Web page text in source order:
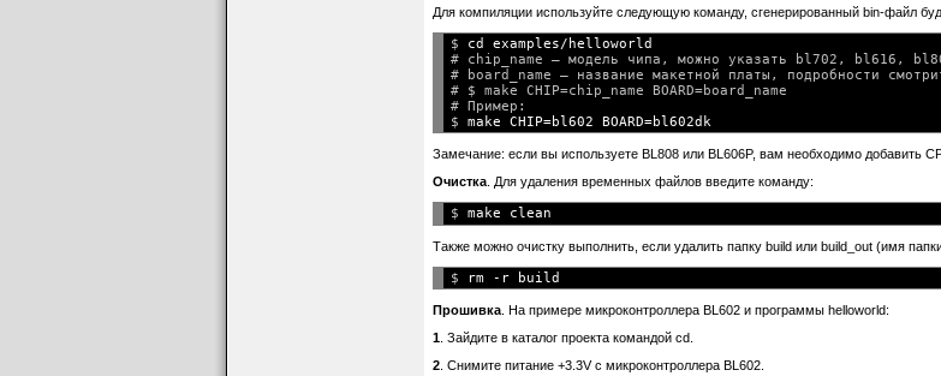
Для компиляции используйте следующую команду, сгенерированный bin-файл
$ cd examples/helloworld
# chip_name — модель чипа, можно указать bl702, bl616,
# board_name — название макетной платы, подробности
# $ make CHIP=chip_name BOARD=board_name
# Пример:
$ make CHIP=bl602 BOARD=bl602dk
Замечание: если вы используете BL808 или BL606P, вам необходимо добавить
Очистка . Для удаления временных файлов введите команду:
$
Также можно очистку выполнить, если удалить папку build или build_out (имя
$
Прошивка . На примере микроконтроллера BL602 и программы helloworld:
1 . Зайдите в каталог проекта командой cd.
2 . Снимите питание +3.3V с микроконтроллера BL602.